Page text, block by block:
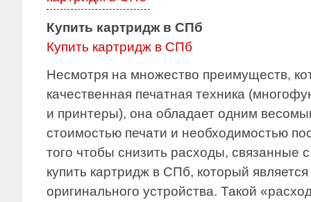
Купить картридж в СПб
Купить картридж в СПб
Несмотря на множество преимуществ,
качественная печатная техника
и принтеры), она обладает одним
стоимостью печати и необходимостью
того чтобы снизить расходы, связанные
купить картридж в СПб, который
оригинального устройства. Такой